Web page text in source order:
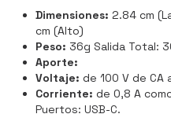
Dimensiones: 2.84 cm
cm (Alto)
Peso: 36g Salida Total:
Aporte:
Voltaje: de 100 V de CA
Corriente: de 0,8 A
Puertos: USB-C.